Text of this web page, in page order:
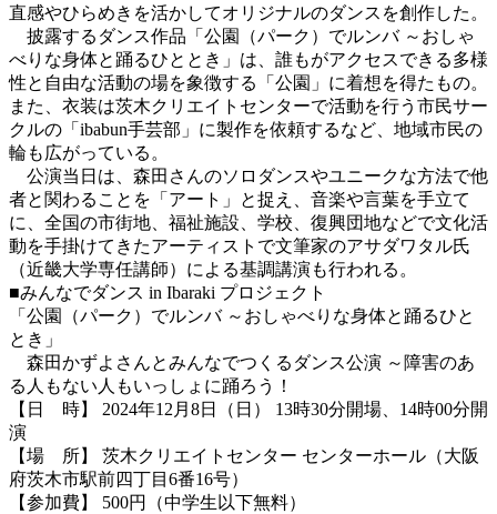
直感やひらめきを活かしてオリジナルのダンスを創作した。
披露するダンス作品「公園（パーク）でルンバ ～おしゃ
べりな身体と踊るひととき」は、誰もがアクセスできる多様
性と自由な活動の場を象徴する「公園」に着想を得たもの。
また、衣装は茨木クリエイトセンターで活動を行う市民サー
クルの「ibabun手芸部」に製作を依頼するなど、地域市民の
輪も広がっている。
公演当日は、森田さんのソロダンスやユニークな方法で他
者と関わることを「アート」と捉え、音楽や言葉を手立て
に、全国の市街地、福祉施設、学校、復興団地などで文化活
動を手掛けてきたアーティストで文筆家のアサダワタル氏
（近畿大学専任講師）による基調講演も行われる。
■みんなでダンス in Ibaraki プロジェクト
「公園（パーク）でルンバ ～おしゃべりな身体と踊るひと
とき」
森田かずよさんとみんなでつくるダンス公演 ～障害のあ
る人もない人もいっしょに踊ろう！
【日 時】 2024年12月8日（日） 13時30分開場、14時00分開
演
【場 所】 茨木クリエイトセンター センターホール（大阪
府茨木市駅前四丁目6番16号）
【参加費】 500円（中学生以下無料）